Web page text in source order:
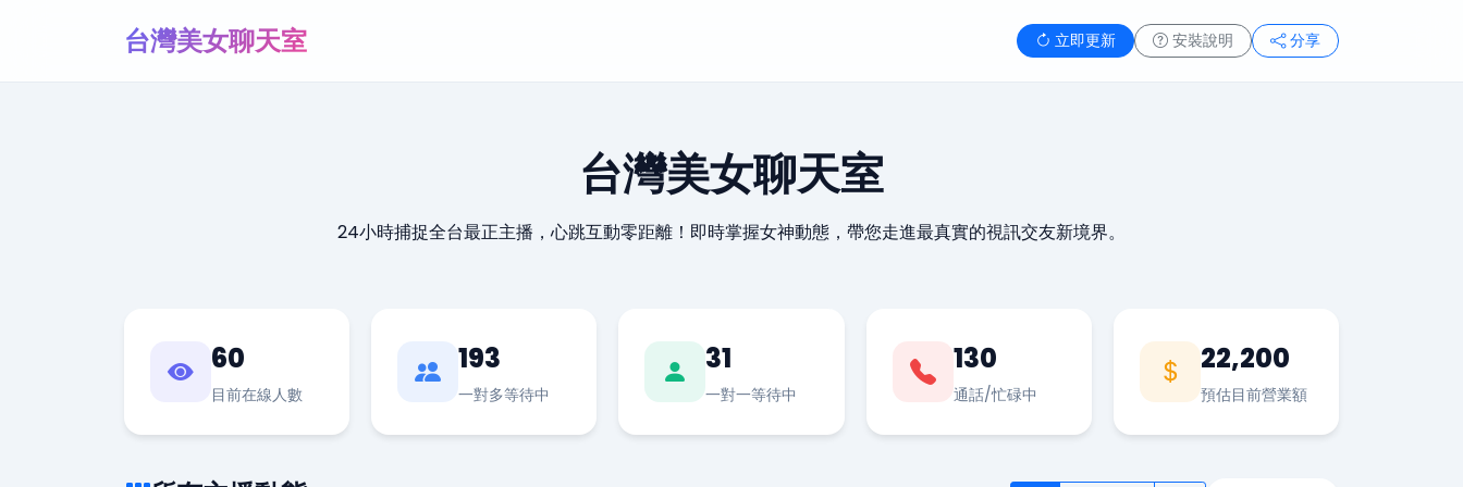
台灣美女聊天室 立即更新 安裝說明 分享
台灣美女聊天室
24小時捕捉全台最正主播，心跳互動零距離！即時掌握女神動態，帶您走進最真實的視訊交友新境界。
60
目前在線人數
193
一對多等待中
31
一對一等待中
130
通話/忙碌中
22,200
預估目前營業額